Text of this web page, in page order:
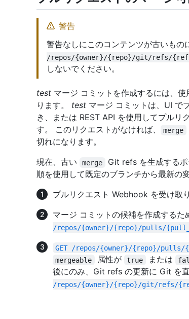
警告
警告なしにこのコンテンツが古いもの
/repos/{owner}/{repo}/git/refs/
しないでください。
test マージ コミットを作成するには、
ります。 test マージ コミットは、UI で
き、または REST API を使用してプルリ
す。 このリクエストがなければ、
merge
切れになります。
現在、古い
merge
Git refs を生成する
順を使用して既定のブランチから最新の
プルリクエスト Webhook を受け取り
マージ コミットの候補を作成する
/repos/{owner}/{repo}/pulls/
GET /repos/{owner}/{repo}/pulls/
mergeable 属性が true または
後にのみ、Git refs の更新に Git を直
/repos/{owner}/{repo}/git/refs/